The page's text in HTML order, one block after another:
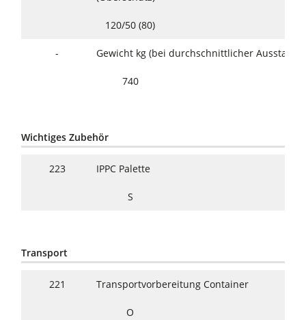
120/50 (80)
- Gewicht kg (bei durchschnittlicher
740
Wichtiges Zubehör
223 IPPC Palette
S
Transport
221 Transportvorbereitung Container
O